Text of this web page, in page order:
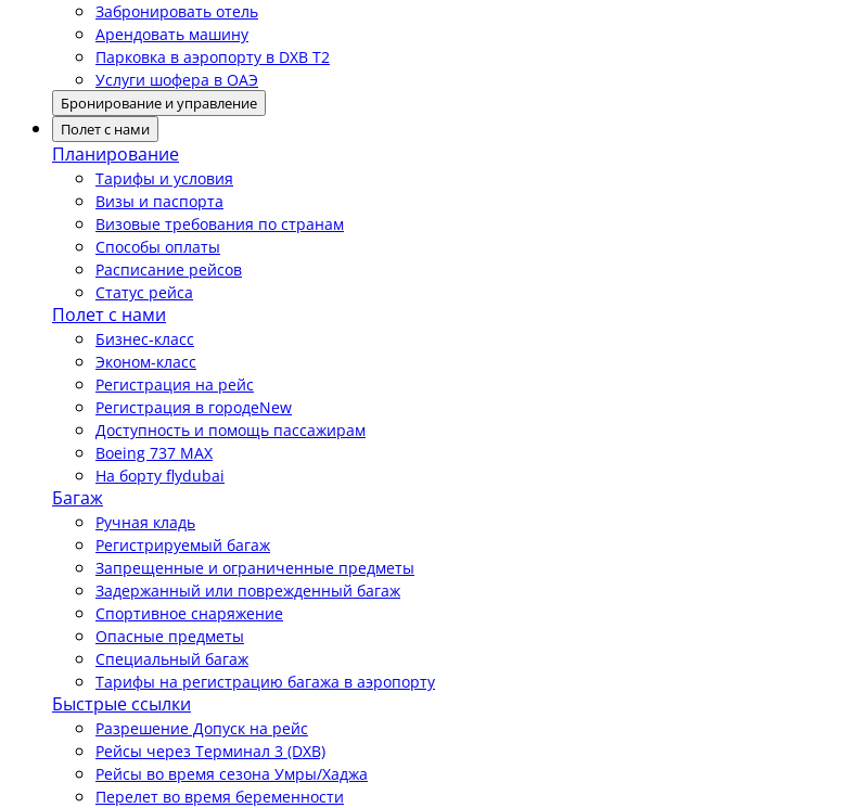
Забронировать отель
Арендовать машину
Парковка в аэропорту в DXB T2
Услуги шофера в ОАЭ
Бронирование и управление
Полет с нами
Планирование
Тарифы и условия
Визы и паспорта
Визовые требования по странам
Способы оплаты
Расписание рейсов
Статус рейса
Полет с нами
Бизнес-класс
Эконом-класс
Регистрация на рейс
Регистрация в городеNew
Доступность и помощь пассажирам
Boeing 737 MAX
На борту flydubai
Багаж
Ручная кладь
Регистрируемый багаж
Запрещенные и ограниченные предметы
Задержанный или поврежденный багаж
Спортивное снаряжение
Опасные предметы
Специальный багаж
Тарифы на регистрацию багажа в аэропорту
Быстрые ссылки
Разрешение Допуск на рейс
Рейсы через Терминал 3 (DXB)
Рейсы во время сезона Умры/Хаджа
Перелет во время беременности